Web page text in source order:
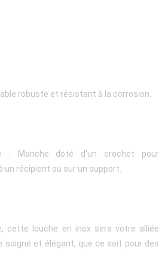
robuste et résistant à la corrosion.
: Manche doté d'un crochet pour
un récipient ou sur un support.
cette louche en inox sera votre alliée
soigné et élégant, que ce soit pour des